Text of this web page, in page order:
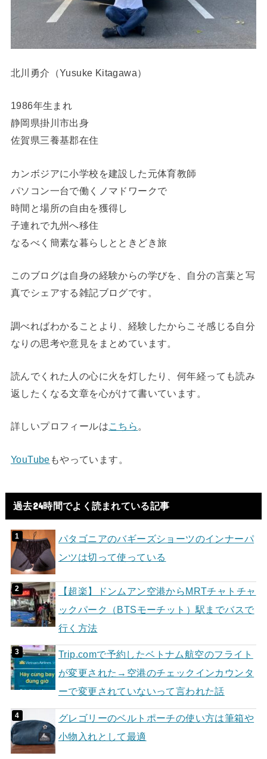
北川勇介（Yusuke Kitagawa）
1986年生まれ
静岡県掛川市出身
佐賀県三養基郡在住
カンボジアに小学校を建設した元体育教師
パソコン一台で働くノマドワークで
時間と場所の自由を獲得し
子連れで九州へ移住
なるべく簡素な暮らしとときどき旅
このブログは自身の経験からの学びを、自分の言葉と写
真でシェアする雑記ブログです。
調べればわかることより、経験したからこそ感じる自分
なりの思考や意見をまとめています。
読んでくれた人の心に火を灯したり、何年経っても読み
返したくなる文章を心がけて書いています。
詳しいプロフィールはこちら 。
YouTube もやっています。
過去24時間でよく読まれている記事
パタゴニアのバギーズショーツのインナーパ
ンツは切って使っている
【超楽】ドンムアン空港からMRTチャトチャ
ックパーク（BTSモーチット）駅までバスで
行く方法
Trip.comで予約したベトナム航空のフライト
が変更された→空港のチェックインカウンタ
ーで変更されていないって言われた話
グレゴリーのベルトポーチの使い方は筆箱や
小物入れとして最適